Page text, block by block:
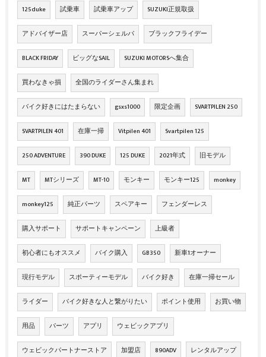
125duke 試乗車 試乗車アップ SUZUKI正規取扱
アドバイザー店 スーパーシェルパ ブラックフライデー
BLACK FRIDAY ビッグなSAIL SUZUKI MOTORSへ集合
買わなきゃ損 全国のライダーさん集まれ
バイク好きにはたまらない gsxs1000 限定企画 SVARTPILEN 250
SVARTPILEN 401 在庫一掃 Vitpilen 401 Svartpilen 125
250 ADVENTURE 390 DUKE 125 DUKE 2021年式 旧モデル
MT MTシリーズ MT-10 モンキー モンキー125 monkey
monkey125 純正パーツ スペアキー フェンダーレス
購入サポート サポートキャンペーン 上級者
初心者にもオススメ バイク購入 GB350 新車1オーナー
現行モデル スポーティーモデル バイク好き 在庫一掃セール
ライダー バイク好きな人と繋がりたい ポイント使用 お買い物
用品 パーツ アプリ ウェビックアプリ
ウェビックパートナーストア 加盟店 890ADV レンタルアップ